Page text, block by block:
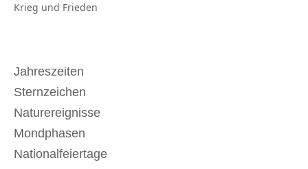
Krieg und Frieden
Jahreszeiten
Sternzeichen
Naturereignisse
Mondphasen
Nationalfeiertage